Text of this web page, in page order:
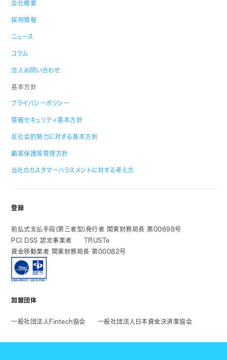
会社概要
採用情報
ニュース
コラム
法人お問い合わせ
基本方針
プライバシーポリシー
情報セキュリティ基本方針
反社会的勢力に対する基本方針
顧客保護等管理方針
当社のカスタマーハラスメントに対する考え方
登録
前払式支払手段(第三者型)発行者 関東財務局長 第00698号
PCI DSS 認定事業者
TRUSTe
資金移動業者 関東財務局長 第00082号
加盟団体
一般社団法人Fintech協会 一般社団法人日本資金決済業協会